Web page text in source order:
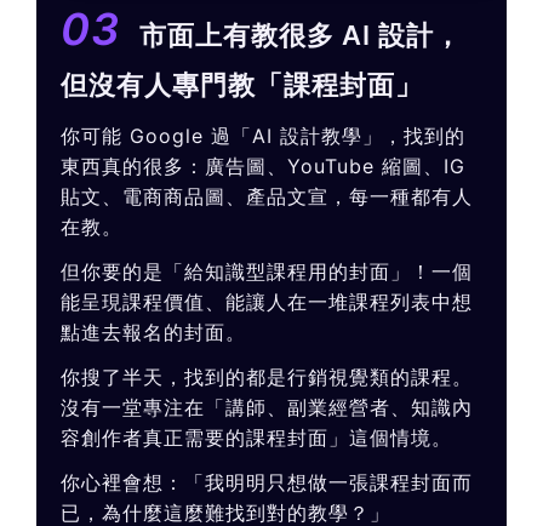
03
市面上有教很多 AI 設計，
但沒有人專門教「課程封面」
你可能 Google 過「AI 設計教學」，找到的
東西真的很多：廣告圖、YouTube 縮圖、IG
貼文、電商商品圖、產品文宣，每一種都有人
在教。
但你要的是「給知識型課程用的封面」！一個
能呈現課程價值、能讓人在一堆課程列表中想
點進去報名的封面。
你搜了半天，找到的都是行銷視覺類的課程。
沒有一堂專注在「講師、副業經營者、知識內
容創作者真正需要的課程封面」這個情境。
你心裡會想：「我明明只想做一張課程封面而
已，為什麼這麼難找到對的教學？」